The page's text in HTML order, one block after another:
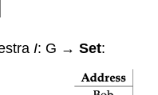
I: G →Set: